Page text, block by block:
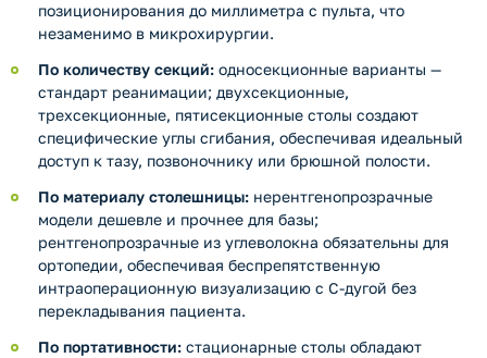
позиционирования до миллиметра с пульта, что
незаменимо в микрохирургии.
По количеству секций: односекционные варианты —
стандарт реанимации; двухсекционные,
трехсекционные, пятисекционные столы создают
специфические углы сгибания, обеспечивая идеальный
доступ к тазу, позвоночнику или брюшной полости.
По материалу столешницы: нерентгенопрозрачные
модели дешевле и прочнее для базы;
рентгенопрозрачные из углеволокна обязательны для
ортопедии, обеспечивая беспрепятственную
интраоперационную визуализацию с С-дугой без
перекладывания пациента.
По портативности: стационарные столы обладают